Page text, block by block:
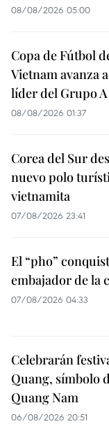
08/08/2026 05:00
Copa de Fútbol
Vietnam avanza
líder del Grupo A
08/08/2026 01:37
Corea del Sur
nuevo polo
vietnamita
07/08/2026 23:41
El “pho”
embajador de la
07/08/2026 04:33
Celebrarán
Quang, símbolo
Quang Nam
06/08/2026 20:51